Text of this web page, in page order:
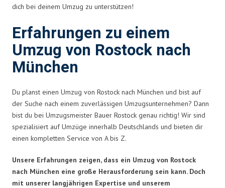
dich bei deinem Umzug zu unterstützen!
Erfahrungen zu einem
Umzug von Rostock nach
München
Du planst einen Umzug von Rostock nach München und bist auf
der Suche nach einem zuverlässigen Umzugsunternehmen? Dann
bist du bei Umzugsmeister Bauer Rostock genau richtig! Wir sind
spezialisiert auf Umzüge innerhalb Deutschlands und bieten dir
einen kompletten Service von A bis Z.
Unsere Erfahrungen zeigen, dass ein Umzug von Rostock
nach München eine große Herausforderung sein kann. Doch
mit unserer langjährigen Expertise und unserem